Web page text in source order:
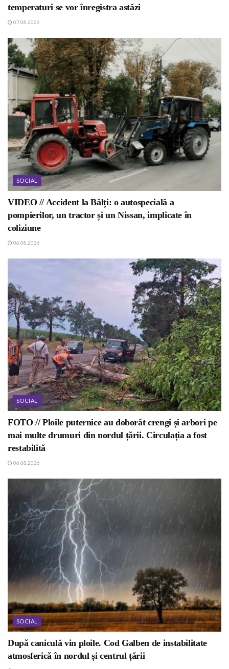
temperaturi se vor înregistra astăzi
07.08.2026
SOCIAL
VIDEO // Accident la Bălți: o autospecială a
pompierilor, un tractor și un Nissan, implicate în
coliziune
06.08.2026
SOCIAL
FOTO // Ploile puternice au doborât crengi și arbori pe
mai multe drumuri din nordul țării. Circulația a fost
restabilită
06.08.2026
SOCIAL
După caniculă vin ploile. Cod Galben de instabilitate
atmosferică în nordul și centrul țării